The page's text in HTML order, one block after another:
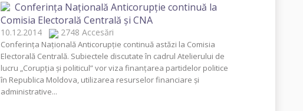
Conferinţa Naţională Anticorupţie continuă la
Comisia Electorală Centrală şi CNA
10.12.2014 2748 Accesări
Conferinţa Naţională Anticorupţie continuă astăzi la Comisia
Electorală Centrală. Subiectele discutate în cadrul Atelierului de
lucru „Corupţia şi politicul” vor viza finanţarea partidelor politice
în Republica Moldova, utilizarea resurselor financiare şi
administrative...